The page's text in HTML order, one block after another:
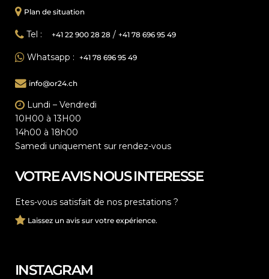
Plan de situation
Tel : +41 22 900 28 28 / +41 78 696 95 49
Whatsapp : +41 78 696 95 49
info@or24.ch
Lundi – Vendredi
10H00 à 13H00
14h00 à 18h00
Samedi uniquement sur rendez-vous
VOTRE AVIS NOUS INTERESSE
Etes-vous satisfait de nos prestations ?
Laissez un avis sur votre expérience.
INSTAGRAM